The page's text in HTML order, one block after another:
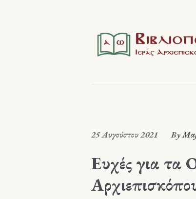
25 Αυγούστου 2021 By
Ευχές για τα